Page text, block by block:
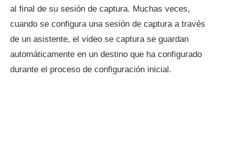
al final de su sesión de captura. Muchas veces,
cuando se configura una sesión de captura a través
de un asistente, el video se captura se guardan
automáticamente en un destino que ha configurado
durante el proceso de configuración inicial.